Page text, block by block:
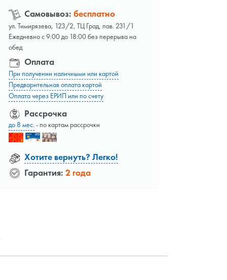
Самовывоз: бесплатно
ул. Тимирязева, 123/2, ТЦ Град, пав. 231/1
Ежедневно с 9:00 до 18:00 без перерыва на
обед
Оплата
При получении наличными или картой
Предварительная оплата картой
Оплата через ЕРИП или по счету
Рассрочка
до 8 мес.- по картам рассрочки
Хотите вернуть? Легко!
Гарантия: 2 года